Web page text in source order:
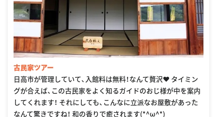
古民家ツアー
日高市が管理していて、入館料は無料！なんて贅沢❤︎ タイミン
グが合えば、この古民家をよく知るガイドのおじ様が中を案内
してくれます！ それにしても、こんなに立派なお屋敷があった
なんて驚きですね！ 和の香りで癒されます(*^ω^*)